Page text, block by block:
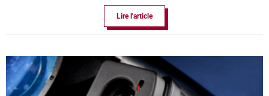
Lire l'article